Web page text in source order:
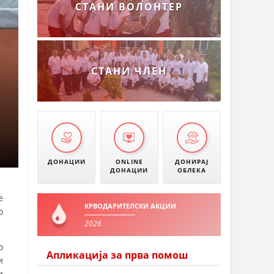
СТАНИ ВОЛОНТЕР
СТАНИ ЧЛЕН
ДОНАЦИИ
ONLINE
ДОНАЦИИ
ДОНИРАЈ
ОБЛЕКА
КРВОДАРИТЕЛСКИ АКЦИИ
2026
Апликација за прва помош